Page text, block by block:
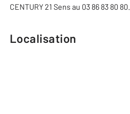
CENTURY 21 Sens au 03 86 83 80 80.
Localisation